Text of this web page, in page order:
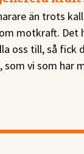
än trots
motkraft.
oss till, så fick
vi som har